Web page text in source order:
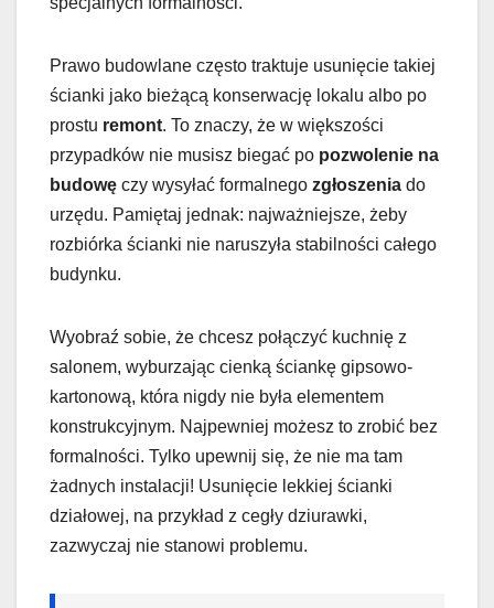
Prawo budowlane często traktuje usunięcie takiej
ścianki jako bieżącą konserwację lokalu albo po
prostu remont. To znaczy, że w większości
przypadków nie musisz biegać po pozwolenie na
budowę czy wysyłać formalnego zgłoszenia do
urzędu. Pamiętaj jednak: najważniejsze, żeby
rozbiórka ścianki nie naruszyła stabilności całego
budynku.
Wyobraź sobie, że chcesz połączyć kuchnię z
salonem, wyburzając cienką ściankę gipsowo-
kartonową, która nigdy nie była elementem
konstrukcyjnym. Najpewniej możesz to zrobić bez
formalności. Tylko upewnij się, że nie ma tam
żadnych instalacji! Usunięcie lekkiej ścianki
działowej, na przykład z cegły dziurawki,
zazwyczaj nie stanowi problemu.